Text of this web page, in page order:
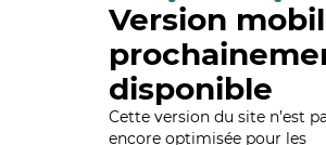
Version
disponible
Cette version du site n’est
encore optimisée pour les